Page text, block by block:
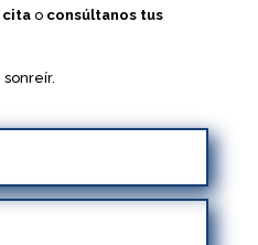
citao consúltanos tus